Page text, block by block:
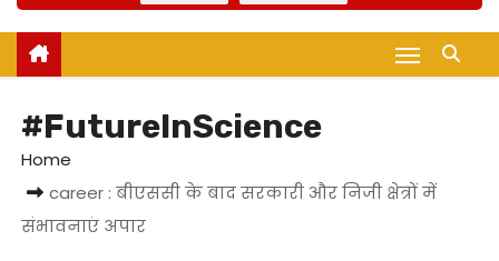
#FutureInScience
Home
career : बीएससी के बाद सरकारी और निजी क्षेत्रों में
संभावनाएं अपार